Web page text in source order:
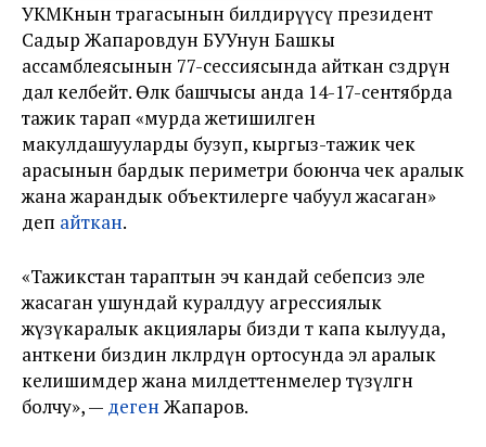
УКМКнын төрагасынын билдирүүсү президент
Садыр Жапаровдун БУУнун Башкы
ассамблеясынын 77-сессиясында айткан сөздөрүнө
дал келбейт. Өлкө башчысы анда 14-17-сентябрда
тажик тарап «мурда жетишилген
макулдашууларды бузуп, кыргыз-тажик чек
арасынын бардык периметри боюнча чек аралык
жана жарандык объектилерге чабуул жасаган»
деп айткан.
«Тажикстан тараптын эч кандай себепсиз эле
жасаган ушундай куралдуу агрессиялык
жүзүкаралык акциялары бизди өтө капа кылууда,
анткени биздин өлкөлөрдүн ортосунда эл аралык
келишимдер жана милдеттенмелер түзүлгөн
болчу», — дегенЖапаров.